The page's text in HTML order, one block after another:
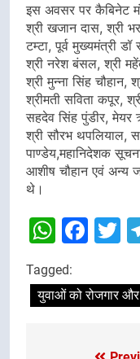
इस अवसर पर कैबिनेट
श्री खजान दास, श्री
टम्टा, पूर्व मुख्यमंत्री
श्री नरेश बंसल, श्री
श्री मुन्ना सिंह चौहान,
श्रीमती सविता कपूर,
सहदेव सिंह पुंडीर, मेयर
श्री सौरभ थपलियाल,
पाण्डेय,महानिदेशक
आशीष चौहान एवं अन्य
थे।
Tagged:
युवाओं को रोजगार और